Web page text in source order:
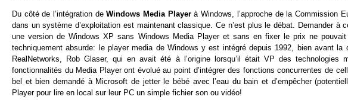
Du côté de l’intégration deWindows Media Playerà Windows, l’approche de la Commission
dans un système d’exploitation est maintenant classique. Ce n’est plus le débat. Demander
une version de Windows XP sans Windows Media Player et sans en fixer le prix ne
techniquement absurde: le player media de Windows y est intégré depuis 1992, bien avant la
RealNetworks, Rob Glaser, qui en avait été à l’origine lorsqu’il était VP des
fonctionnalités du Media Player ont évolué au point d’intégrer des fonctions concurrentes de
bel et bien demandé à Microsoft de jetter le bébé avec l’eau du bain et d’empêcher
Player pour lire en local sur leur PC un simple fichier son ou vidéo!